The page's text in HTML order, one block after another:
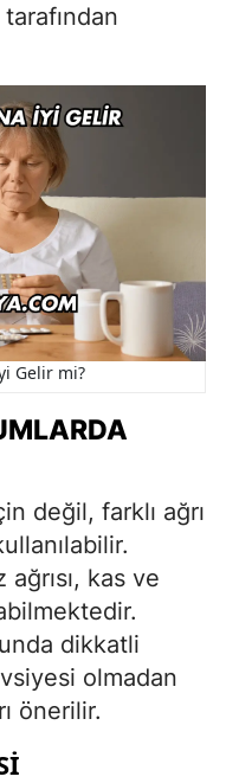
Gelir mi?
değil, farklı ağrı
kas ve
dikkatli
olmadan
önerilir.